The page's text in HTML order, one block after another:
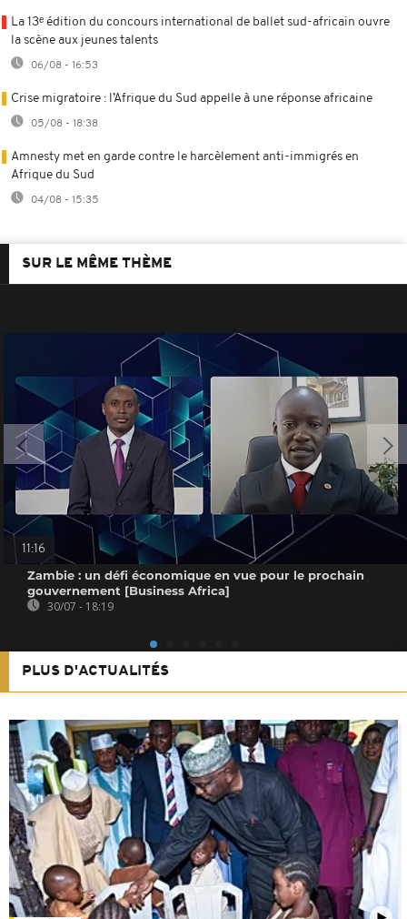
La 13ᵉ édition du concours international de ballet sud-africain ouvre
la scène aux jeunes talents
06/08 - 16:53
Crise migratoire : l’Afrique du Sud appelle à une réponse africaine
05/08 - 18:38
Amnesty met en garde contre le harcèlement anti-immigrés en
Afrique du Sud
04/08 - 15:35
SUR LE MÊME THÈME
11:16
Zambie : un défi économique en vue pour le prochain
gouvernement [Business Africa]
30/07 - 18:19
PLUS D'ACTUALITÉS